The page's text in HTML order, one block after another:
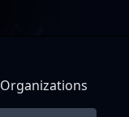
Organizations